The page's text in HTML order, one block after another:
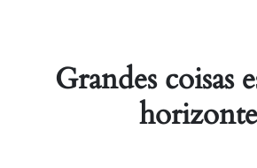
Grandes coisas
horizonte